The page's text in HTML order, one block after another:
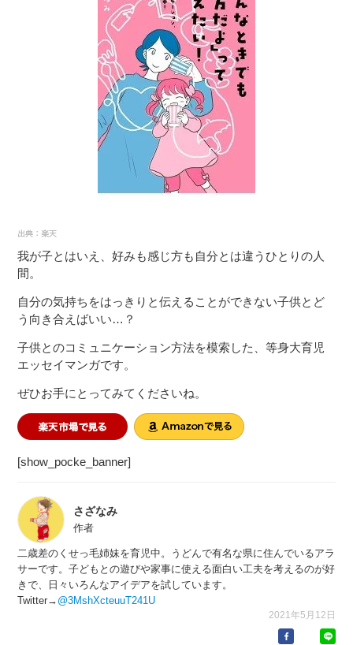
我が子とはいえ、好みも感じ方も自分とは違うひとりの人
間。
自分の気持ちをはっきりと伝えることができない子供とど
う向き合えばいい…？
子供とのコミュニケーション方法を模索した、等身大育児
エッセイマンガです。
ぜひお手にとってみてくださいね。
[show_pocke_banner]
さざなみ
作者
二歳差のくせっ毛姉妹を育児中。うどんで有名な県に住んでいるアラ
サーです。子どもとの遊びや家事に使える面白い工夫を考えるのが好
きで、日々いろんなアイデアを試しています。
Twitter→ @3MshXcteuuT241U
2021年5月12日